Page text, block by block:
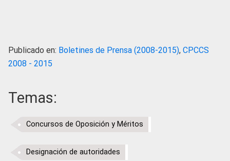
Publicado en: Boletines de Prensa (2008-2015), CPCCS
2008 - 2015
Temas:
Concursos de Oposición y Méritos
Designación de autoridades